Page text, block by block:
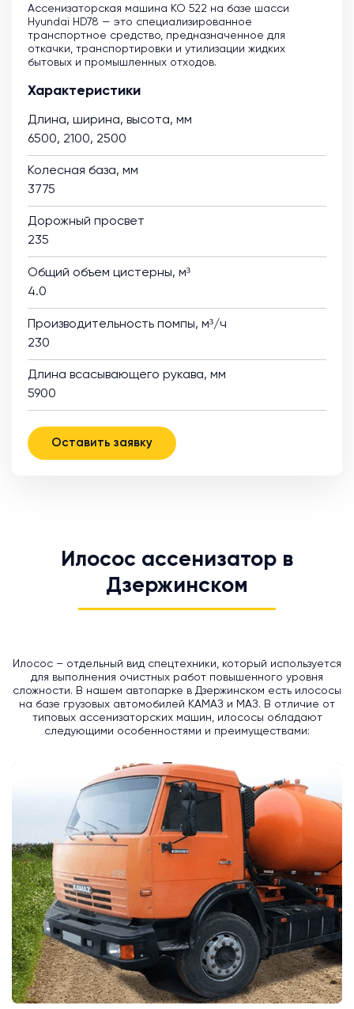
Ассенизаторская машина KO 522 на базе шасси
Hyundai HD78 — это специализированное
транспортное средство, предназначенное для
откачки, транспортировки и утилизации жидких
бытовых и промышленных отходов.
Характеристики
Длина, ширина, высота, мм
6500, 2100, 2500
Колесная база, мм
3775
Дорожный просвет
235
Общий объем цистерны, м³
4.0
Производительность помпы, м³/ч
230
Длина всасывающего рукава, мм
5900
Оставить заявку
Илосос ассенизатор в
Дзержинском
Илосос – отдельный вид спецтехники, который используется
для выполнения очистных работ повышенного уровня
сложности. В нашем автопарке в Дзержинском есть илососы
на базе грузовых автомобилей КАМАЗ и МАЗ. В отличие от
типовых ассенизаторских машин, илососы обладают
следующими особенностями и преимуществами: